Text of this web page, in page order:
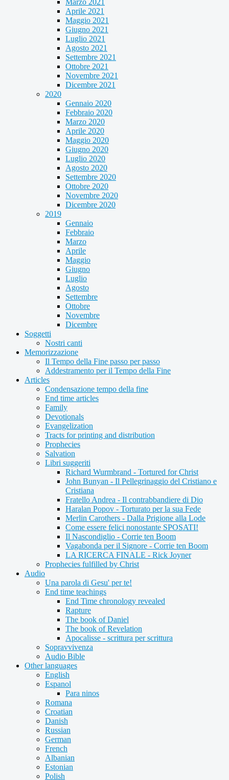
Marzo 2021
Aprile 2021
Maggio 2021
Giugno 2021
Luglio 2021
Agosto 2021
Settembre 2021
Ottobre 2021
Novembre 2021
Dicembre 2021
2020
Gennaio 2020
Febbraio 2020
Marzo 2020
Aprile 2020
Maggio 2020
Giugno 2020
Luglio 2020
Agosto 2020
Settembre 2020
Ottobre 2020
Novembre 2020
Dicembre 2020
2019
Gennaio
Febbraio
Marzo
Aprile
Maggio
Giugno
Luglio
Agosto
Settembre
Ottobre
Novembre
Dicembre
Soggetti
Nostri canti
Memorizzazione
Il Tempo della Fine passo per passo
Addestramento per il Tempo della Fine
Articles
Condensazione tempo della fine
End time articles
Family
Devotionals
Evangelization
Tracts for printing and distribution
Prophecies
Salvation
Libri suggeriti
Richard Wurmbrand - Tortured for Christ
John Bunyan - Il Pellegrinaggio del Cristiano e
Cristiana
Fratello Andrea - Il contrabbandiere di Dio
Haralan Popov - Torturato per la sua Fede
Merlin Carothers - Dalla Prigione alla Lode
Come essere felici nonostante SPOSATI!
Il Nascondiglio - Corrie ten Boom
Vagabonda per il Signore - Corrie ten Boom
LA RICERCA FINALE - Rick Joyner
Prophecies fulfilled by Christ
Audio
Una parola di Gesu' per te!
End time teachings
End Time chronology revealed
Rapture
The book of Daniel
The book of Revelation
Apocalisse - scrittura per scrittura
Sopravvivenza
Audio Bible
Other languages
English
Espanol
Para ninos
Romana
Croatian
Danish
Russian
German
French
Albanian
Estonian
Polish